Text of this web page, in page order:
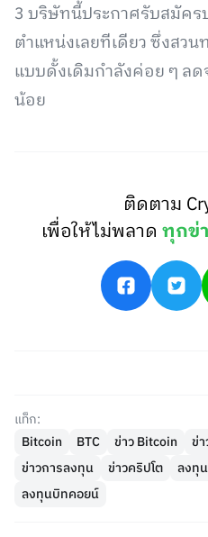
3 บริษัทนี้ประกาศรับสมัคร
ตำแหน่งเลยทีเดียว ซึ่งสวน
แบบดั้งเดิมกำลังค่อย ๆ ล
น้อย
ติดตาม
เพื่อให้ไม่พลาดทุกข่
แท็ก:
Bitcoin
BTC ข่าว Bitcoin ข่
ข่าวการลงทุน
ข่าวคริปโต ลงทุ
ลงทุนบิทคอยน์